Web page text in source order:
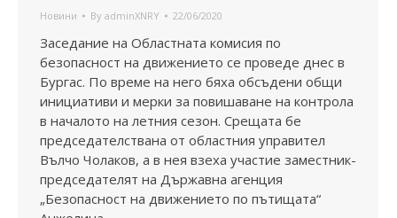
Новини By adminXNRY 22/06/2020
Заседание на Областната комисия по
безопасност на движението се проведе днес в
Бургас. По време на него бяха обсъдени общи
инициативи и мерки за повишаване на контрола
в началото на летния сезон. Срещата бе
председателствана от областния управител
Вълчо Чолаков, а в нея взеха участие заместник-
председателят на Държавна агенция
„Безопасност на движението по пътищата“